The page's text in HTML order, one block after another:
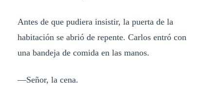
Antes de que pudiera insistir, la puerta de la
habitación se abrió de repente. Carlos entró con
una bandeja de comida en las manos.
—Señor, la cena.